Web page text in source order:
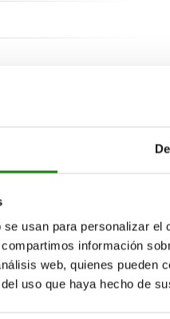
usan para personalizar
información
web, quienes pueden
uso que haya hecho de